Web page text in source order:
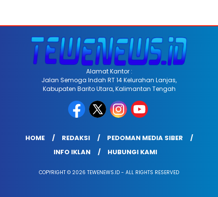
Alamat Kantor :
Jalan Semoga Indah RT 14 Kelurahan Lanjas,
Kabupaten Barito Utara, Kalimantan Tengah
HOME REDAKSI
PEDOMAN MEDIA SIBER
INFO IKLAN
HUBUNGI KAMI
COPYRIGHT © 2026 TEWENEWS.ID - ALL RIGHTS RESERVED